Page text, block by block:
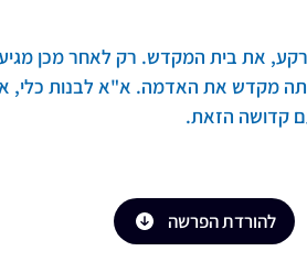
את בית המקדש. רק לאחר מכן מגיע
מקדש את האדמה. א"א לבנות כלי,
קדושה הזאת.
להורדת הפרשה